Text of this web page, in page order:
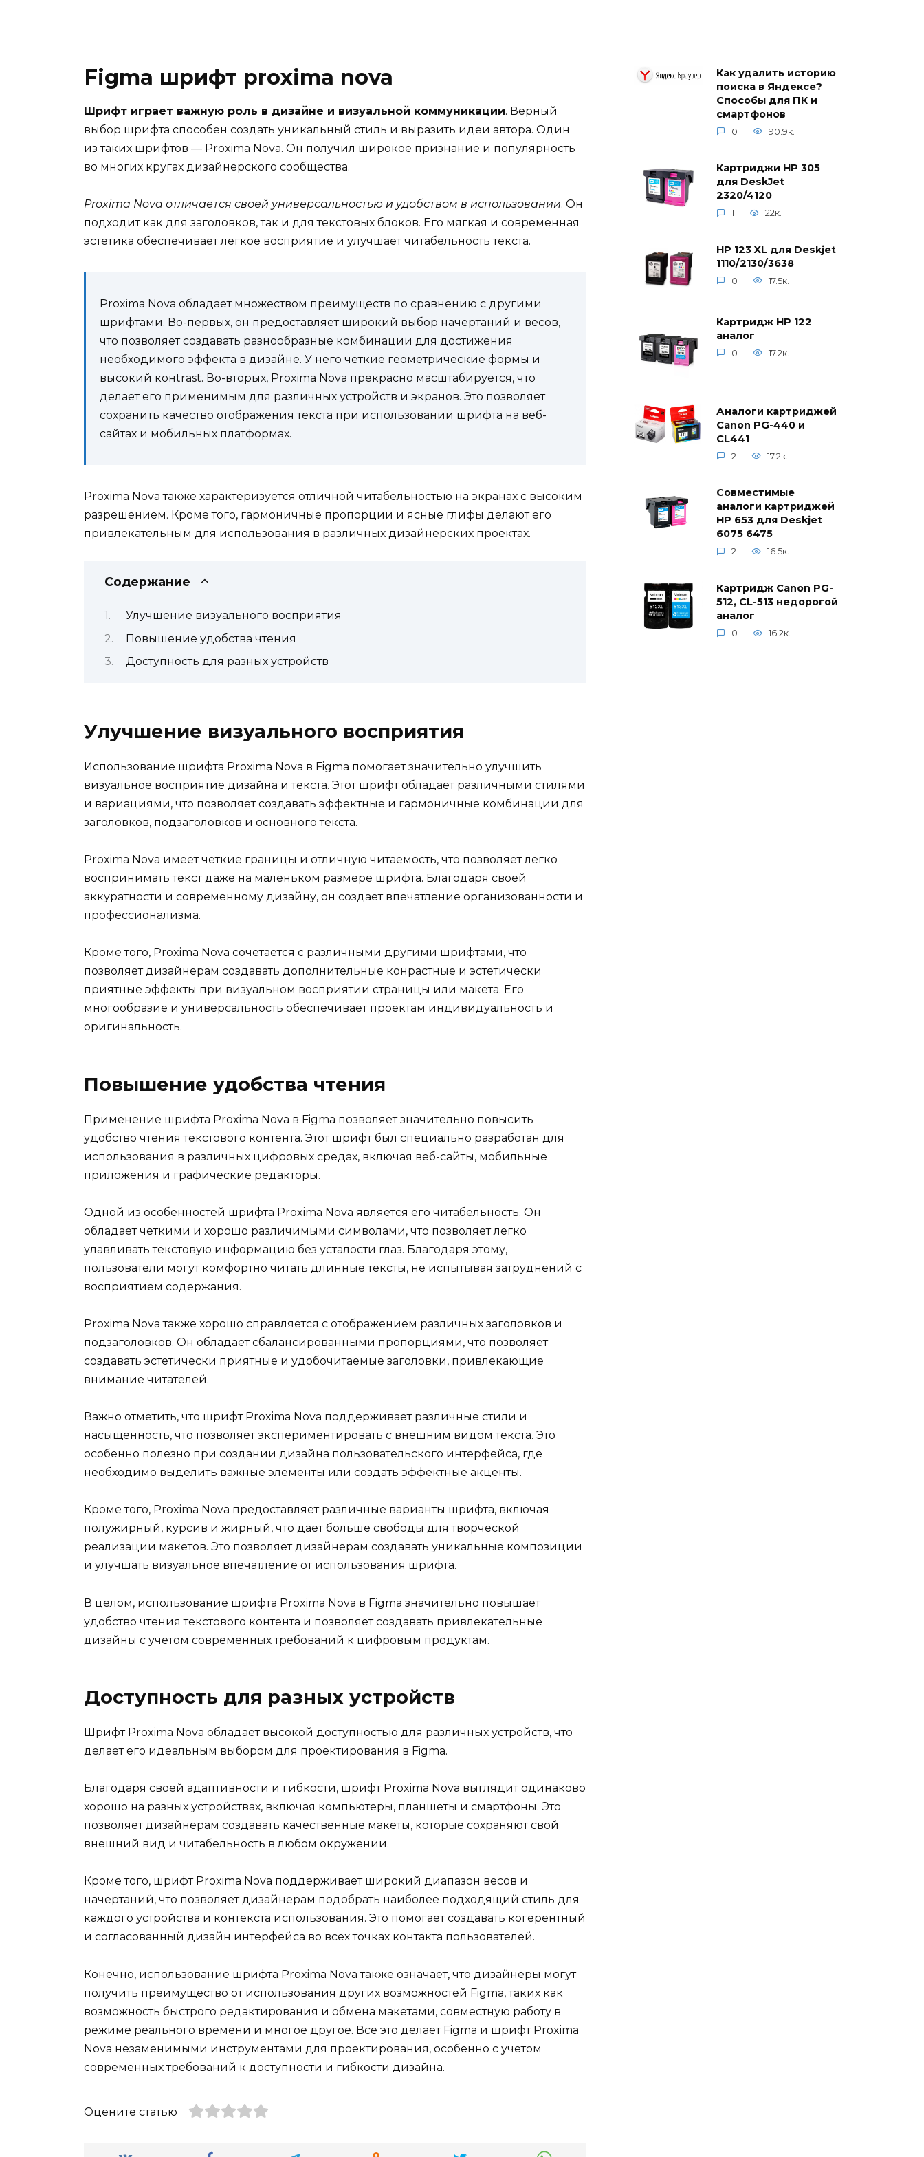
Figma шрифт proxima nova
Шрифт играет важную роль в дизайне и визуальной коммуникации. Верный
выбор шрифта способен создать уникальный стиль и выразить идеи автора. Один
из таких шрифтов — Proxima Nova. Он получил широкое признание и популярность
во многих кругах дизайнерского сообщества.
Proxima Nova отличается своей универсальностью и удобством в использовании. Он
подходит как для заголовков, так и для текстовых блоков. Его мягкая и современная
эстетика обеспечивает легкое восприятие и улучшает читабельность текста.
Proxima Nova обладает множеством преимуществ по сравнению с другими
шрифтами. Во-первых, он предоставляет широкий выбор начертаний и весов,
что позволяет создавать разнообразные комбинации для достижения
необходимого эффекта в дизайне. У него четкие геометрические формы и
высокий конtrаst. Во-вторых, Proxima Nova прекрасно масштабируется, что
делает его применимым для различных устройств и экранов. Это позволяет
сохранить качество отображения текста при использовании шрифта на веб-
сайтах и мобильных платформах.
Proxima Nova также характеризуется отличной читабельностью на экранах с высоким
разрешением. Кроме того, гармоничные пропорции и ясные глифы делают его
привлекательным для использования в различных дизайнерских проектах.
Содержание
Улучшение визуального восприятия
Повышение удобства чтения
Доступность для разных устройств
Улучшение визуального восприятия
Использование шрифта Proxima Nova в Figma помогает значительно улучшить
визуальное восприятие дизайна и текста. Этот шрифт обладает различными стилями
и вариациями, что позволяет создавать эффектные и гармоничные комбинации для
заголовков, подзаголовков и основного текста.
Proxima Nova имеет четкие границы и отличную читаемость, что позволяет легко
воспринимать текст даже на маленьком размере шрифта. Благодаря своей
аккуратности и современному дизайну, он создает впечатление организованности и
профессионализма.
Кроме того, Proxima Nova сочетается с различными другими шрифтами, что
позволяет дизайнерам создавать дополнительные конрастные и эстетически
приятные эффекты при визуальном восприятии страницы или макета. Его
многообразие и универсальность обеспечивает проектам индивидуальность и
оригинальность.
Повышение удобства чтения
Применение шрифта Proxima Nova в Figma позволяет значительно повысить
удобство чтения текстового контента. Этот шрифт был специально разработан для
использования в различных цифровых средах, включая веб-сайты, мобильные
приложения и графические редакторы.
Одной из особенностей шрифта Proxima Nova является его читабельность. Он
обладает четкими и хорошо различимыми символами, что позволяет легко
улавливать текстовую информацию без усталости глаз. Благодаря этому,
пользователи могут комфортно читать длинные тексты, не испытывая затруднений с
восприятием содержания.
Proxima Nova также хорошо справляется с отображением различных заголовков и
подзаголовков. Он обладает сбалансированными пропорциями, что позволяет
создавать эстетически приятные и удобочитаемые заголовки, привлекающие
внимание читателей.
Важно отметить, что шрифт Proxima Nova поддерживает различные стили и
насыщенность, что позволяет экспериментировать с внешним видом текста. Это
особенно полезно при создании дизайна пользовательского интерфейса, где
необходимо выделить важные элементы или создать эффектные акценты.
Кроме того, Proxima Nova предоставляет различные варианты шрифта, включая
полужирный, курсив и жирный, что дает больше свободы для творческой
реализации макетов. Это позволяет дизайнерам создавать уникальные композиции
и улучшать визуальное впечатление от использования шрифта.
В целом, использование шрифта Proxima Nova в Figma значительно повышает
удобство чтения текстового контента и позволяет создавать привлекательные
дизайны с учетом современных требований к цифровым продуктам.
Доступность для разных устройств
Шрифт Proxima Nova обладает высокой доступностью для различных устройств, что
делает его идеальным выбором для проектирования в Figma.
Благодаря своей адаптивности и гибкости, шрифт Proxima Nova выглядит одинаково
хорошо на разных устройствах, включая компьютеры, планшеты и смартфоны. Это
позволяет дизайнерам создавать качественные макеты, которые сохраняют свой
внешний вид и читабельность в любом окружении.
Кроме того, шрифт Proxima Nova поддерживает широкий диапазон весов и
начертаний, что позволяет дизайнерам подобрать наиболее подходящий стиль для
каждого устройства и контекста использования. Это помогает создавать когерентный
и согласованный дизайн интерфейса во всех точках контакта пользователей.
Конечно, использование шрифта Proxima Nova также означает, что дизайнеры могут
получить преимущество от использования других возможностей Figma, таких как
возможность быстрого редактирования и обмена макетами, совместную работу в
режиме реального времени и многое другое. Все это делает Figma и шрифт Proxima
Nova незаменимыми инструментами для проектирования, особенно с учетом
современных требований к доступности и гибкости дизайна.
Оцените статью
Как удалить историю
поиска в Яндексе?
Способы для ПК и
смартфонов
0 90.9к.
Картриджи HP 305
для DeskJet
2320/4120
1 22к.
HP 123 XL для Deskjet
1110/2130/3638
0 17.5к.
Картридж HP 122
аналог
0 17.2к.
Аналоги картриджей
Canon PG-440 и
CL441
2 17.2к.
Совместимые
аналоги картриджей
HP 653 для Deskjet
6075 6475
2 16.5к.
Картридж Canon PG-
512, CL-513 недорогой
аналог
0 16.2к.